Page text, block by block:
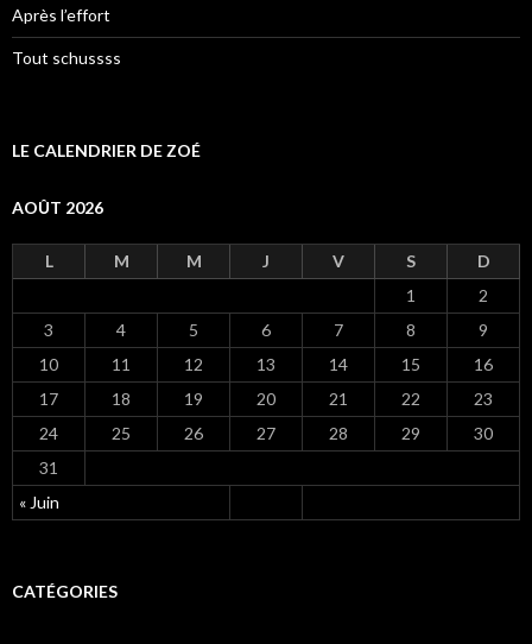
Après l’effort
Tout schussss
LE CALENDRIER DE ZOÉ
AOÛT 2026
L M M J V S D
« Juin
1
2
3
4 5 6 7 8
9
10
11 12 13 14 15
16
17
18 19 20 21 22
23
24
25 26 27 28 29
30
31
CATÉGORIES